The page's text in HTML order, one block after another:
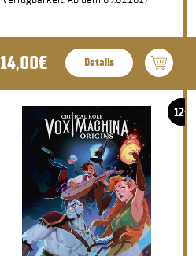
14,00€ Details
12+